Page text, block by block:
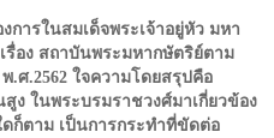
การในสมเด็จพระเจ้าอยู่หัว มหา
รื่อง สถาบันพระมหากษัตริย์ตาม
.ศ.2562 ใจความโดยสรุปคือ
ในพระบรมราชวงศ์มาเกี่ยวข้อง
ดก็ตาม เป็นการกระทำที่ขัดต่อ